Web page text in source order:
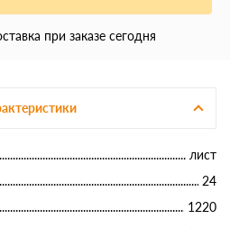
при заказе сегодня
лист
24
1220